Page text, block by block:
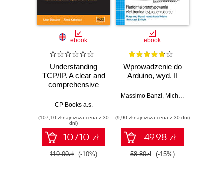
ebook
Understanding
TCP/IP. A clear and
comprehensive
protocols
CP Books a.s.
(107,10 zł najniższa cena z 30
dni)
107.10 zł
119.00zł (-10%)
ebook
Wprowadzenie do
Arduino, wyd. II
Massimo Banzi, Michael Shiloh
(9,90 zł najniższa cena z 30 dni)
49.98 zł
58.80zł (-15%)